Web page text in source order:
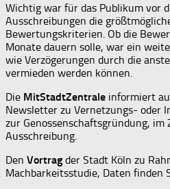
Wichtig war für das Publikum vor
Ausschreibungen die
Bewertungskriterien. Ob die
Monate dauern solle, war ein
wie Verzögerungen durch die
vermieden werden können.
Die MitStadtZentrale informiert
Newsletter zu Vernetzungs- oder
zur Genossenschaftsgründung,
Ausschreibung.
Den Vortrag der Stadt Köln zu
Machbarkeitsstudie, Daten finden